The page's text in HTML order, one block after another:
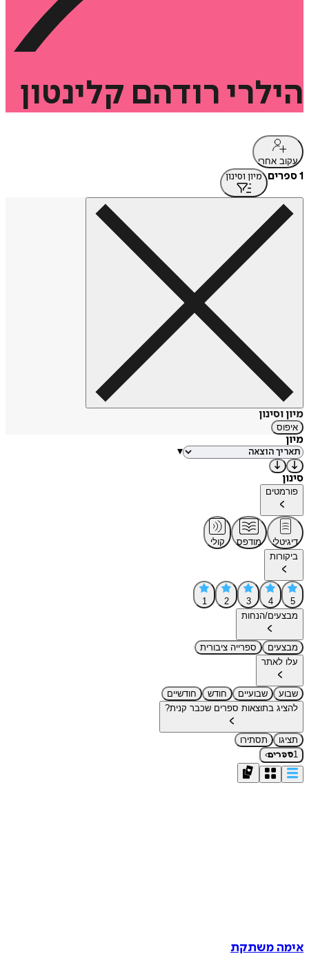
הילרי רודהם קלינטון
עקוב אחרי
1 ספרים מיון וסינון
מיון וסינון
איפוס
מיון
▾
סינון
פורמטים
דיגיטלי מודפס
קולי
ביקורות
5
4
3
2
1
מבצעים/הנחות
מבצעים
ספרייה ציבורית
עלו לאתר
שבוע שבועיים חודש
חודשיים
להציג בתוצאות ספרים שכבר קנית?
תציגו
תסתירו
1ספרים›
אימה משתקת